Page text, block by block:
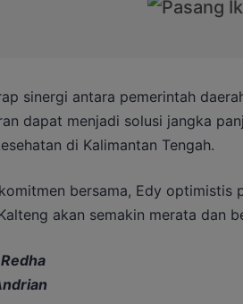
sinergi antara pemerintah
dapat menjadi solusi jangka
di Kalimantan Tengah.
bersama, Edy optimistis
akan semakin merata dan